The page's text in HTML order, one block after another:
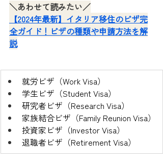
＼あわせて読みたい／
【2024年最新】イタリア移住のビザ完
全ガイド！ビザの種類や申請方法を解
説
就労ビザ（Work Visa）
学生ビザ（Student Visa）
研究者ビザ（Research Visa）
家族結合ビザ（Family Reunion Visa）
投資家ビザ（Investor Visa）
退職者ビザ（Retirement Visa）